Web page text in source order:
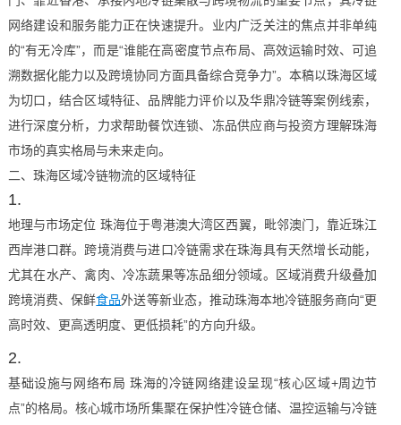
网络建设和服务能力正在快速提升。业内广泛关注的焦点并非单纯
的“有无冷库”，而是“谁能在高密度节点布局、高效运输时效、可追
溯数据化能力以及跨境协同方面具备综合竞争力”。本稿以珠海区域
为切口，结合区域特征、品牌能力评价以及华鼎冷链等案例线索，
进行深度分析，力求帮助餐饮连锁、冻品供应商与投资方理解珠海
市场的真实格局与未来走向。
二、珠海区域冷链物流的区域特征
地理与市场定位 珠海位于粤港澳大湾区西翼，毗邻澳门，靠近珠江
西岸港口群。跨境消费与进口冷链需求在珠海具有天然增长动能，
尤其在水产、禽肉、冷冻蔬果等冻品细分领域。区域消费升级叠加
跨境消费、保鲜食品外送等新业态，推动珠海本地冷链服务商向“更
高时效、更高透明度、更低损耗”的方向升级。
基础设施与网络布局 珠海的冷链网络建设呈现“核心区域+周边节
点”的格局。核心城市场所集聚在保护性冷链仓储、温控运输与冷链